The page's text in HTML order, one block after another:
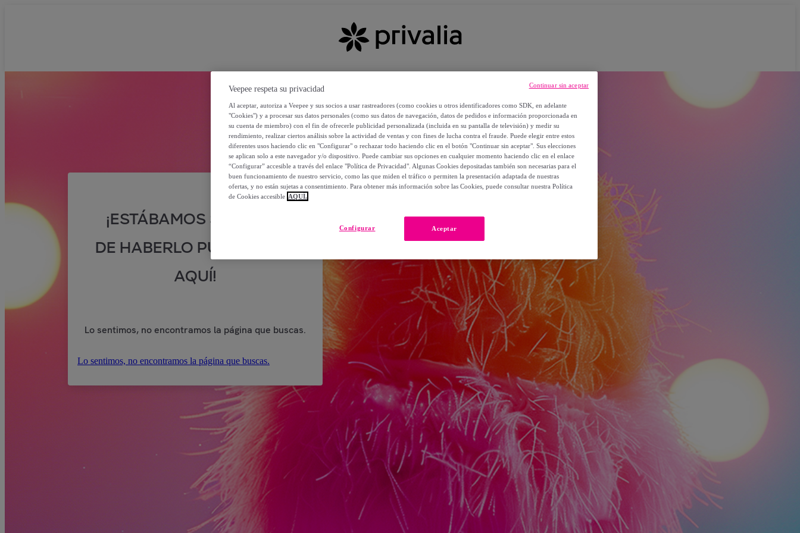
¡ESTÁBAMOS SEGUROS
DE HABERLO PUESTO POR
AQUÍ!
Lo sentimos, no encontramos la página que buscas.
Lo sentimos, no encontramos la página que buscas.
Veepee respeta su privacidad
Al aceptar, autoriza a Veepee y sus socios a usar rastreadores (como cookies u otros identificadores como SDK, en adelante
"Cookies") y a procesar sus datos personales (como sus datos de navegación, datos de pedidos e información proporcionada en
su cuenta de miembro) con el fin de ofrecerle publicidad personalizada (incluida en su pantalla de televisión) y medir su
rendimiento, realizar ciertos análisis sobre la actividad de ventas y con fines de lucha contra el fraude. Puede elegir entre estos
diferentes usos haciendo clic en "Configurar" o rechazar todo haciendo clic en el botón "Continuar sin aceptar". Sus elecciones
se aplican solo a este navegador y/o dispositivo. Puede cambiar sus opciones en cualquier momento haciendo clic en el enlace
“Configurar” accesible a través del enlace "Política de Privacidad". Algunas Cookies depositadas también son necesarias para el
buen funcionamiento de nuestro servicio, como las que miden el tráfico o permiten la presentación adaptada de nuestras
ofertas, y no están sujetas a consentimiento. Para obtener más información sobre las Cookies, puede consultar nuestra Política
de Cookies accesible AQUÍ.
Aceptar
Configurar
Continuar sin aceptar